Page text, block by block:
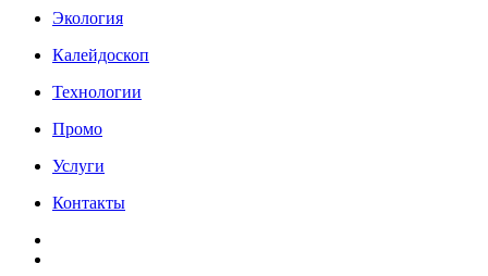
Экология
Калейдоскоп
Технологии
Промо
Услуги
Контакты